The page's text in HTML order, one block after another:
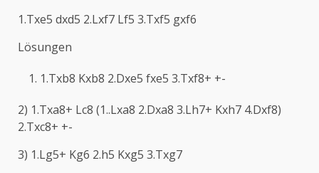
1.Txe5 dxd5 2.Lxf7 Lf5 3.Txf5 gxf6
Lösungen
1.Txb8 Kxb8 2.Dxe5 fxe5 3.Txf8+ +-
2) 1.Txa8+ Lc8 (1..Lxa8 2.Dxa8 3.Lh7+ Kxh7 4.Dxf8)
2.Txc8+ +-
3) 1.Lg5+ Kg6 2.h5 Kxg5 3.Txg7